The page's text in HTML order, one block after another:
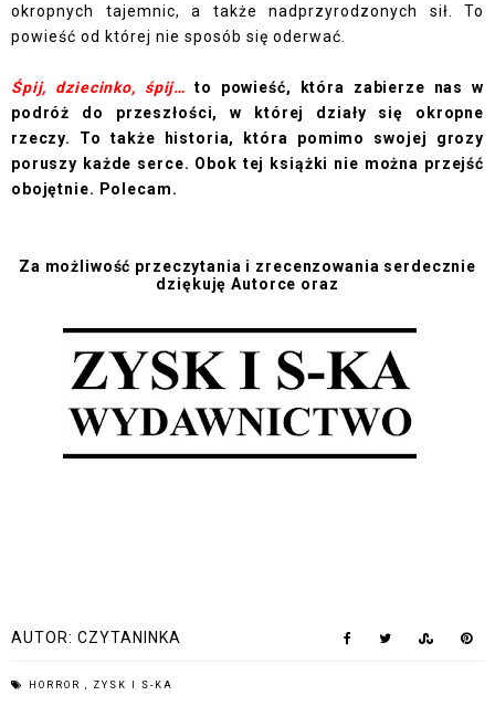
okropnych tajemnic, a także nadprzyrodzonych sił. To
powieść od której nie sposób się oderwać.
Śpij, dziecinko, śpij… to powieść, która zabierze nas w
podróż do przeszłości, w której działy się okropne
rzeczy. To także historia, która pomimo swojej grozy
poruszy każde serce. Obok tej książki nie można przejść
obojętnie. Polecam.
Za możliwość przeczytania i zrecenzowania serdecznie
dziękuję Autorce oraz
AUTOR: CZYTANINKA
HORROR , ZYSK I S-KA